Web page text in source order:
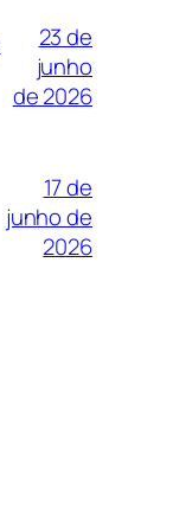
23 de
junho
de 2026
17 de
junho de
2026